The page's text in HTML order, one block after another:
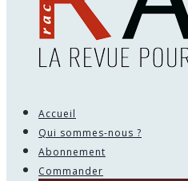
Accueil
Qui sommes-nous ?
Abonnement
Commander